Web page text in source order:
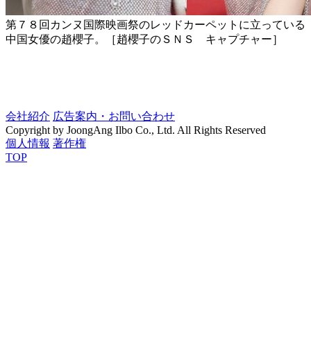
第７８回カンヌ国際映画祭のレッドカーペットに立っている
中国女優の趙櫻子。［趙櫻子のＳＮＳ キャプチャー］ ​
会社紹介 広告案内・お問い合わせ
Copyright by JoongAng Ilbo Co., Ltd. All Rights Reserved
個人情報 著作権
TOP